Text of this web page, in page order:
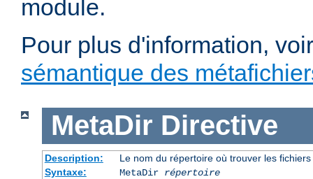
module.
Pour plus d'information,
sémantique des
MetaDir Directive
Description:
Le nom du répertoire où trouver les
Syntaxe:
MetaDir répertoire